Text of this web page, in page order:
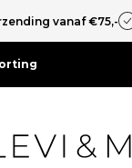
vanaf €75,-